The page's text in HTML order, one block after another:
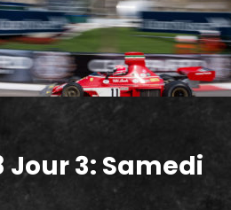
Jour 3: Samedi